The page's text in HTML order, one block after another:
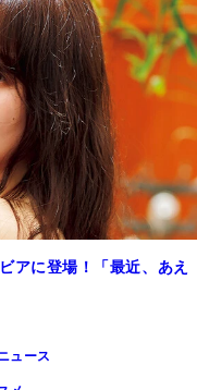
アに登場！「最近、あえ
ュース